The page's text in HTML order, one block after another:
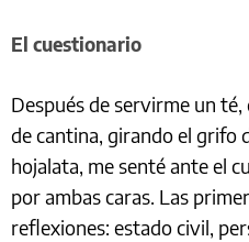
El cuestionario
Después de servirme un té,
de cantina, girando el grifo
hojalata, me senté ante el
por ambas caras. Las
reflexiones: estado civil,